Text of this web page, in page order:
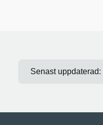
Senast uppdaterad: